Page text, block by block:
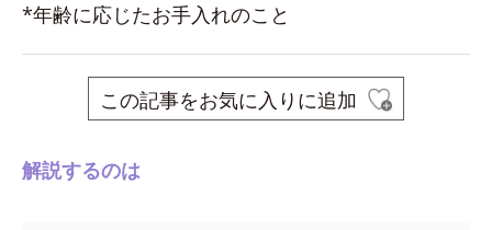
*年齢に応じたお手入れのこと
この記事をお気に入りに追加
解説するのは